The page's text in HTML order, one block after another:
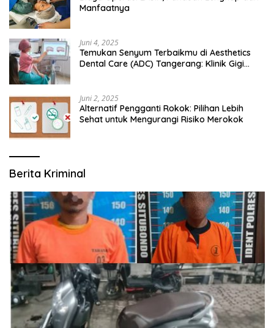
Manfaatnya
Juni 4, 2025
Temukan Senyum Terbaikmu di Aesthetics
Dental Care (ADC) Tangerang: Klinik Gigi
Juni 2, 2025
Alternatif Pengganti Rokok: Pilihan Lebih
Sehat untuk Mengurangi Risiko Merokok
Berita Kriminal